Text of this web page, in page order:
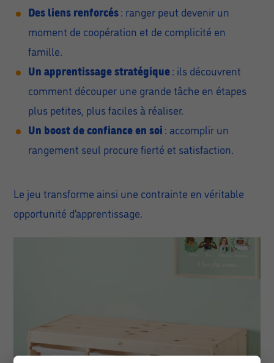
Des liens renforcés: ranger peut devenir un
moment de coopération et de complicité en
famille.
Un apprentissage stratégique: ils découvrent
comment découper une grande tâche en étapes
plus petites, plus faciles à réaliser.
Un boost de confiance en soi : accomplir un
rangement seul procure fierté et satisfaction.
Le jeu transforme ainsi une contrainte en véritable
opportunité d’apprentissage.